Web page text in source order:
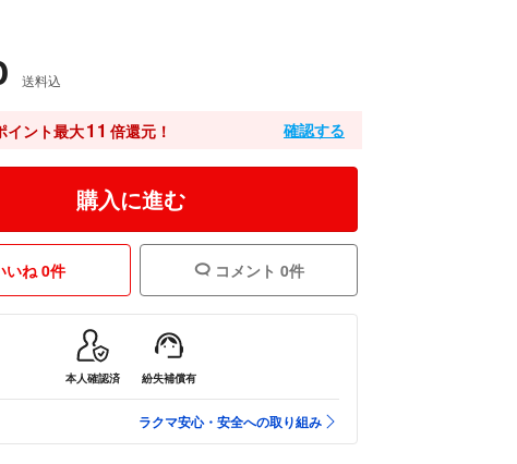
送料込
イント最大11 倍還元！ 確認する
購入に進む
いね 0件 コメント 0件
本人確認済 紛失補償有
ラクマ安心・安全への取り組み